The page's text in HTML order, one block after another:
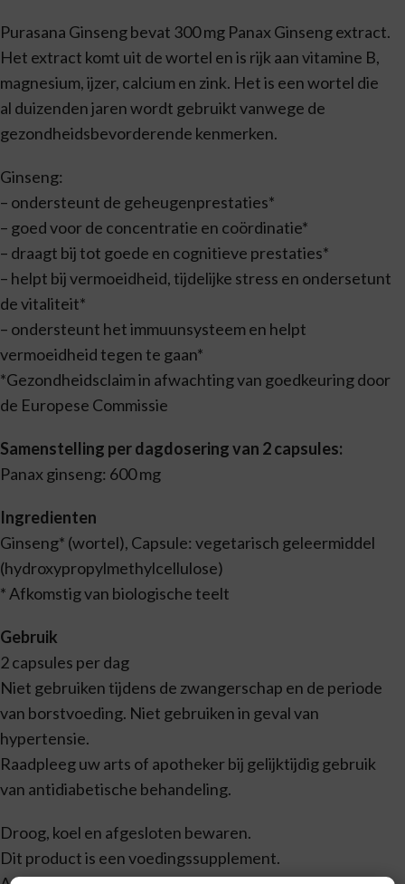
Purasana Ginseng bevat 300 mg Panax Ginseng extract.
Het extract komt uit de wortel en is rijk aan vitamine B,
magnesium, ijzer, calcium en zink. Het is een wortel die
al duizenden jaren wordt gebruikt vanwege de
gezondheidsbevorderende kenmerken.
Ginseng:
– ondersteunt de geheugenprestaties*
– goed voor de concentratie en coördinatie*
– draagt bij tot goede en cognitieve prestaties*
– helpt bij vermoeidheid, tijdelijke stress en ondersetunt
de vitaliteit*
– ondersteunt het immuunsysteem en helpt
vermoeidheid tegen te gaan*
*Gezondheidsclaim in afwachting van goedkeuring door
de Europese Commissie
Samenstelling per dagdosering van 2 capsules:
Panax ginseng: 600 mg
Ingredienten
Ginseng* (wortel), Capsule: vegetarisch geleermiddel
(hydroxypropylmethylcellulose)
* Afkomstig van biologische teelt
Gebruik
2 capsules per dag
Niet gebruiken tijdens de zwangerschap en de periode
van borstvoeding. Niet gebruiken in geval van
hypertensie.
Raadpleeg uw arts of apotheker bij gelijktijdig gebruik
van antidiabetische behandeling.
Droog, koel en afgesloten bewaren.
Dit product is een voedingssupplement.